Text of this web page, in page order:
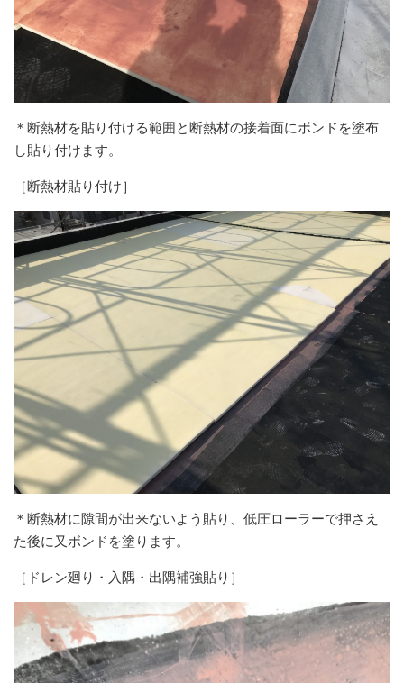
＊断熱材を貼り付ける範囲と断熱材の接着面にボンドを塗布
し貼り付けます。
［断熱材貼り付け］
＊断熱材に隙間が出来ないよう貼り、低圧ローラーで押さえ
た後に又ボンドを塗ります。
［ドレン廻り・入隅・出隅補強貼り］